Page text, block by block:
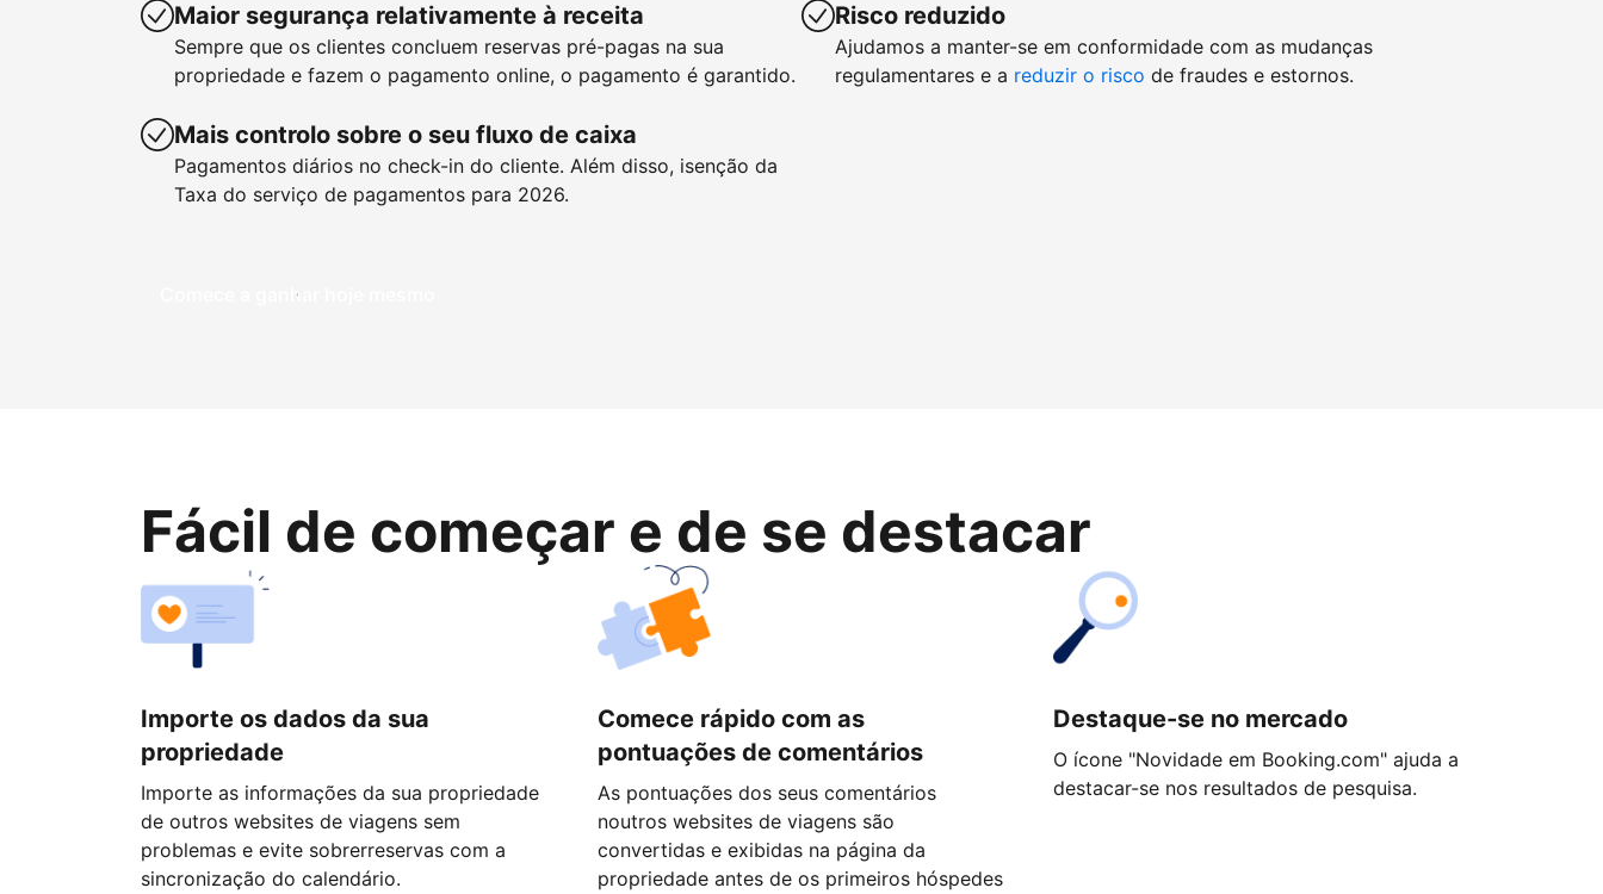
Maior segurança relativamente à receita
Sempre que os clientes concluem reservas pré-pagas na sua
propriedade e fazem o pagamento online, o pagamento é garantido.
Mais controlo sobre o seu fluxo de caixa
Pagamentos diários no check-in do cliente. Além disso, isenção da
Taxa do serviço de pagamentos para 2026.
Risco reduzido
Ajudamos a manter-se em conformidade com as mudanças
regulamentares e a reduzir o risco de fraudes e estornos.
Comece a ganhar hoje mesmo
Fácil de começar e de se destacar
Importe os dados da sua
propriedade
Importe as informações da sua propriedade
de outros websites de viagens sem
problemas e evite sobrerreservas com a
sincronização do calendário.
Comece rápido com as
pontuações de comentários
As pontuações dos seus comentários
noutros websites de viagens são
convertidas e exibidas na página da
propriedade antes de os primeiros hóspedes
Destaque-se no mercado
O ícone "Novidade em Booking.com" ajuda a
destacar-se nos resultados de pesquisa.